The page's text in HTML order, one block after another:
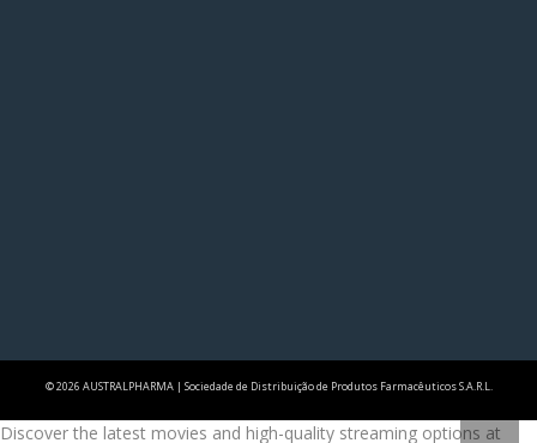
© 2026 AUSTRALPHARMA | Sociedade de Distribuição de Produtos Farmacêuticos S.A.R.L.
Discover the latest movies and high-quality streaming options at